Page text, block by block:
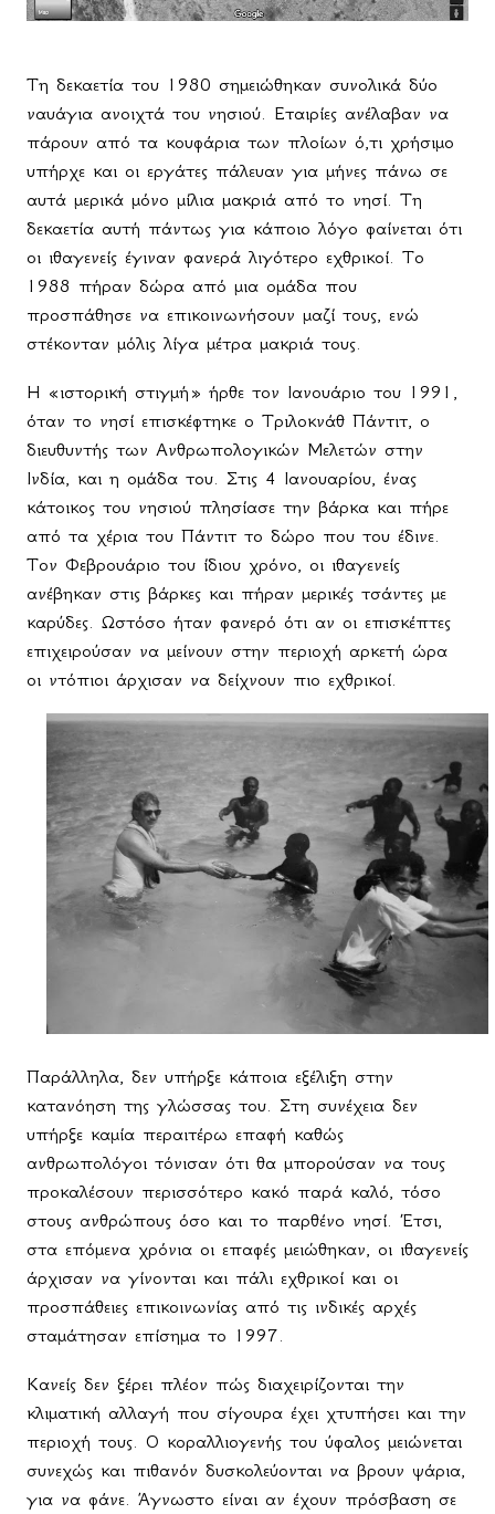
Τη δεκαετία του 1980 σημειώθηκαν συνολικά δύο
ναυάγια ανοιχτά του νησιού
Εταιρίες ανέλαβαν να
πάρουν από τα κουφάρια των πλοίων ό,τι χρήσιμο
υπήρχε και οι εργάτες πάλευαν για μήνες πάνω σε
αυτά μερικά μόνο μίλια μακριά από το νησί. Τη
δεκαετία αυτή πάντως για κάποιο λόγο φαίνεται ότι
οι ιθαγενείς έγιναν φανερά λιγότερο εχθρικοί. Το
1988 πήραν δώρα από μια ομάδα που
προσπάθησε να επικοινωνήσουν μαζί τους, ενώ
στέκονταν μόλις λίγα μέτρα μακριά τους.
Η «ιστορική στιγμή» ήρθε τον Ιανουάριο του 1991,
όταν το νησί επισκέφτηκε ο Τριλοκνάθ Πάντιτ, ο
διευθυντής των Ανθρωπολογικών Μελετών στην
Ινδία, και η ομάδα του. Στις 4 Ιανουαρίου, ένας
κάτοικος του νησιού πλησίασε την βάρκα και πήρε
από τα χέρια του Πάντιτ το δώρο που του έδινε.
Τον Φεβρουάριο του ίδιου χρόνο, οι ιθαγενείς
ανέβηκαν στις βάρκες και πήραν μερικές τσάντες με
καρύδες. Ωστόσο ήταν φανερό ότι αν οι επισκέπτες
επιχειρούσαν να μείνουν στην περιοχή αρκετή ώρα
οι ντόπιοι άρχισαν να δείχνουν πιο εχθρικοί.
Παράλληλα, δεν υπήρξε κάποια εξέλιξη στην
κατανόηση της γλώσσας του. Στη συνέχεια δεν
υπήρξε καμία περαιτέρω επαφή καθώς
ανθρωπολόγοι τόνισαν ότι θα μπορούσαν να τους
προκαλέσουν περισσότερο κακό παρά καλό, τόσο
στους ανθρώπους όσο και το παρθένο νησί. Έτσι,
στα επόμενα χρόνια οι επαφές μειώθηκαν, οι ιθαγενείς
άρχισαν να γίνονται και πάλι εχθρικοί και οι
προσπάθειες επικοινωνίας από τις ινδικές αρχές
σταμάτησαν επίσημα το 1997.
Κανείς δεν ξέρει πλέον πώς διαχειρίζονται την
κλιματική αλλαγή που σίγουρα έχει χτυπήσει και την
περιοχή τους. Ο κοραλλιογενής του ύφαλος μειώνεται
συνεχώς και πιθανόν δυσκολεύονται να βρουν ψάρια,
για να φάνε. Άγνωστο είναι αν έχουν πρόσβαση σε